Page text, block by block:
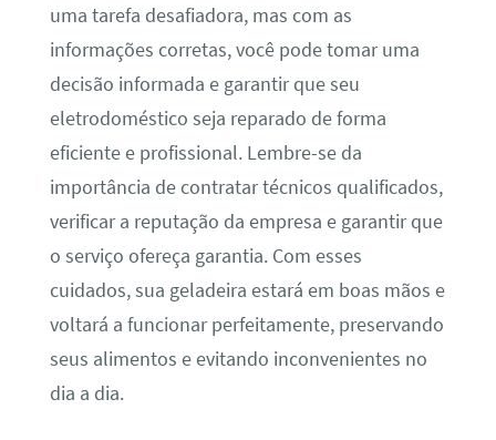
uma tarefa desafiadora, mas com as
informações corretas, você pode tomar uma
decisão informada e garantir que seu
eletrodoméstico seja reparado de forma
eficiente e profissional. Lembre-se da
importância de contratar técnicos qualificados,
verificar a reputação da empresa e garantir que
o serviço ofereça garantia. Com esses
cuidados, sua geladeira estará em boas mãos e
voltará a funcionar perfeitamente, preservando
seus alimentos e evitando inconvenientes no
dia a dia.